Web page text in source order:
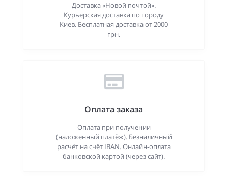
Доставка «Новой почтой».
Курьерская доставка по городу
Киев. Бесплатная доставка от 2000
грн.
Оплата заказа
Оплата при получении
(наложенный платёж). Безналичный
расчёт на счёт IBAN. Онлайн-оплата
банковской картой (через сайт).